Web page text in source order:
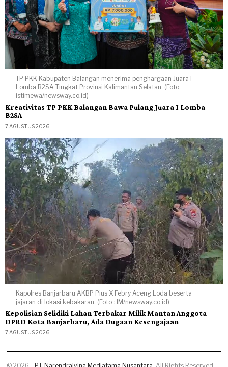
TP PKK Kabupaten Balangan menerima penghargaan Juara I
Lomba B2SA Tingkat Provinsi Kalimantan Selatan. (Foto:
istimewa/newsway.co.id)
Kreativitas TP PKK Balangan Bawa Pulang Juara I Lomba
B2SA
7 AGUSTUS 2026
Kapolres Banjarbaru AKBP Pius X Febry Aceng Loda beserta
jajaran di lokasi kebakaran. (Foto : IM/newsway.co.id)
Kepolisian Selidiki Lahan Terbakar Milik Mantan Anggota
DPRD Kota Banjarbaru, Ada Dugaan Kesengajaan
7 AGUSTUS 2026